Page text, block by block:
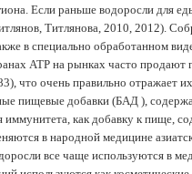
Если раньше водоросли для
Титлянова, 2010, 2012).
в специально обработанном
АТР на рынках часто
что очень правильно отражает
пищевые добавки (БАД ),
как добавку к пище,
в народной медицине
все чаще используются в